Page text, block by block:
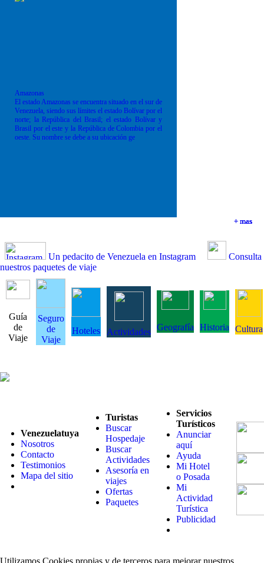
+ mas
+ mas
+ mas
Amazonas
El estado Amazonas se encuentra situado en el sur de
Venezuela, siendo sus límites el estado Bolívar por el
norte; la República del Brasil; el estado Bolívar y
Brasil por el este y la República de Colombia por el
oeste. Su nombre se debe a su ubicación ge
+ mas
Un pedacito de Venezuela en Instagram
Consulta
nuestros paquetes de viaje
Guía
de
Viaje
Seguro
de
Viaje
Hoteles Actividades Geografía Historia Cultura
Venezuelatuya
Nosotros
Contacto
Testimonios
Mapa del sitio
Turistas
Buscar
Hospedaje
Buscar
Actividades
Asesoría en
viajes
Ofertas
Paquetes
Servicios
Turísticos
Anunciar
aquí
Ayuda
Mi Hotel
o Posada
Mi
Actividad
Turística
Publicidad
Utilizamos Cookies propias y de terceros para mejorar nuestros